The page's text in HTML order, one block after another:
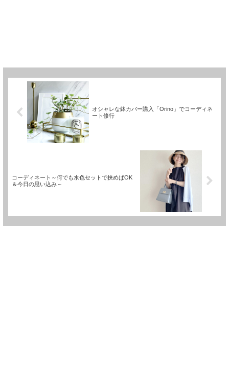
オシャレな鉢カバー購入「Orino」でコーディネ
ート修行
コーディネート～何でも水色セットで挟めばOK
＆今日の思い込み～